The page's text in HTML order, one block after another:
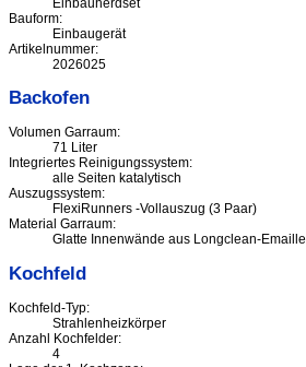
Einbauherdset
Bauform:
Einbaugerät
Artikelnummer:
2026025
Backofen
Volumen Garraum:
71 Liter
Integriertes Reinigungssystem:
alle Seiten katalytisch
Auszugssystem:
FlexiRunners -Vollauszug (3 Paar)
Material Garraum:
Glatte Innenwände aus Longclean-Emaille
Kochfeld
Kochfeld-Typ:
Strahlenheizkörper
Anzahl Kochfelder:
4